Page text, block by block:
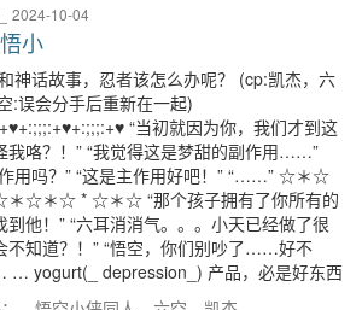
2024-10-04
小
神话故事，忍者该怎么办呢？ (cp:凯杰，六
:误会分手后重新在一起)
“当初就因为你，我们才到这
我咯？！” “我觉得这是梦甜的副作用……”
用吗？” “这是主作用好吧！” “……” ☆＊☆
☆＊☆ * ☆＊☆ “那个孩子拥有了你所有的
他！” “六耳消消气。。。小天已经做了很
知道？！” “悟空，你们别吵了……好不
depression_) 产品，必是好东西